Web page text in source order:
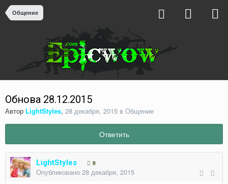
Общение
Обнова 28.12.2015
Автор LightStyles, 28 декабря, 2015 в Общение
Ответить
LightStyles 8
Опубликовано 28 декабря, 2015